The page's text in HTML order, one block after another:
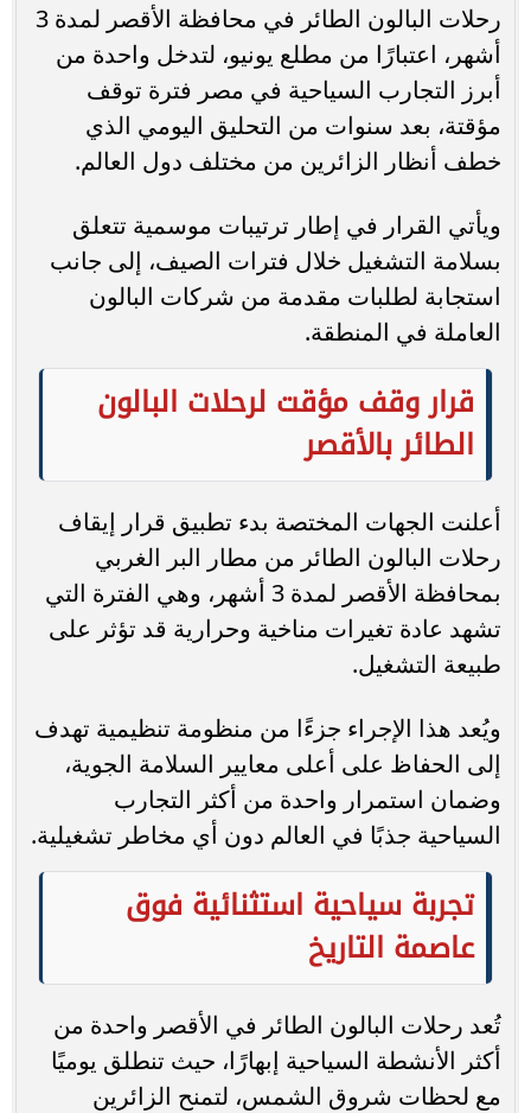
رحلات البالون الطائر في محافظة الأقصر لمدة 3
أشهر، اعتبارًا من مطلع يونيو، لتدخل واحدة من
أبرز التجارب السياحية في مصر فترة توقف
مؤقتة، بعد سنوات من التحليق اليومي الذي
خطف أنظار الزائرين من مختلف دول العالم.
ويأتي القرار في إطار ترتيبات موسمية تتعلق
بسلامة التشغيل خلال فترات الصيف، إلى جانب
استجابة لطلبات مقدمة من شركات البالون
العاملة في المنطقة.
قرار وقف مؤقت لرحلات البالون
الطائر بالأقصر
أعلنت الجهات المختصة بدء تطبيق قرار إيقاف
رحلات البالون الطائر من مطار البر الغربي
بمحافظة الأقصر لمدة 3 أشهر، وهي الفترة التي
تشهد عادة تغيرات مناخية وحرارية قد تؤثر على
طبيعة التشغيل.
ويُعد هذا الإجراء جزءًا من منظومة تنظيمية تهدف
إلى الحفاظ على أعلى معايير السلامة الجوية،
وضمان استمرار واحدة من أكثر التجارب
السياحية جذبًا في العالم دون أي مخاطر تشغيلية.
تجربة سياحية استثنائية فوق
عاصمة التاريخ
تُعد رحلات البالون الطائر في الأقصر واحدة من
أكثر الأنشطة السياحية إبهارًا، حيث تنطلق يوميًا
مع لحظات شروق الشمس، لتمنح الزائرين